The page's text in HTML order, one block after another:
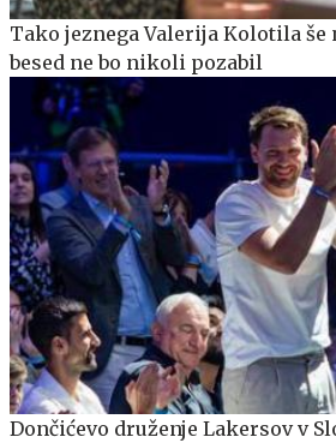
Tako jeznega Valerija Kolotila
besed ne bo nikoli pozabil
Dončićevo druženje Lakersov v